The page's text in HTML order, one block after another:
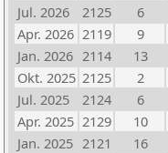
Jul. 2026
2125 6
Apr. 2026 2119 9
Jan. 2026 2114 13
Okt. 2025 2125 2
Jul. 2025
2124 6
Apr. 2025 2129 10
Jan. 2025 2121 16